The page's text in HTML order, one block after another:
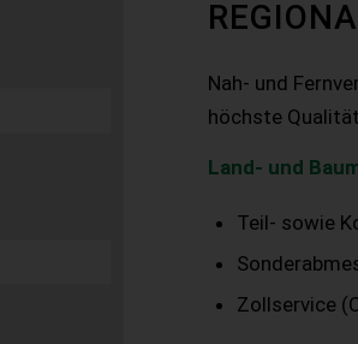
Nah- und
höchste
Land- und
Teil- sowie
Zollservice